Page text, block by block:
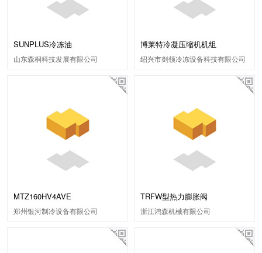
SUNPLUS冷冻油
山东森桐科技发展有限公司
博莱特冷凝压缩机机组
绍兴市剡领冷冻设备科技有限公司
MTZ160HV4AVE
郑州银河制冷设备有限公司
TRFW型热力膨胀阀
浙江鸿森机械有限公司